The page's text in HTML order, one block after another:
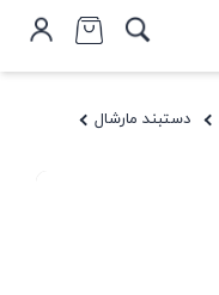
دستبند مارشال